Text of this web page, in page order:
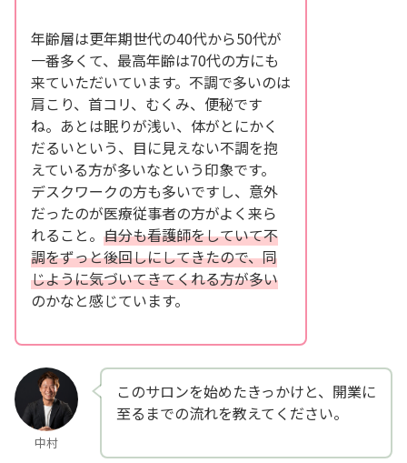
年齢層は更年期世代の40代から50代が
一番多くて、最高年齢は70代の方にも
来ていただいています。不調で多いのは
肩こり、首コリ、むくみ、便秘です
ね。あとは眠りが浅い、体がとにかく
だるいという、目に見えない不調を抱
えている方が多いなという印象です。
デスクワークの方も多いですし、意外
だったのが医療従事者の方がよく来ら
れること。 自分も看護師をしていて不
調をずっと後回しにしてきたので、同
じように気づいてきてくれる方が多い
のかなと感じています。
中村
このサロンを始めたきっかけと、開業に
至るまでの流れを教えてください。